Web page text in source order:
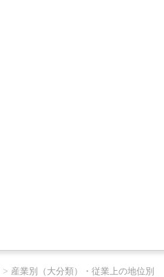
> 産業別（大分類）・従業上の地位別